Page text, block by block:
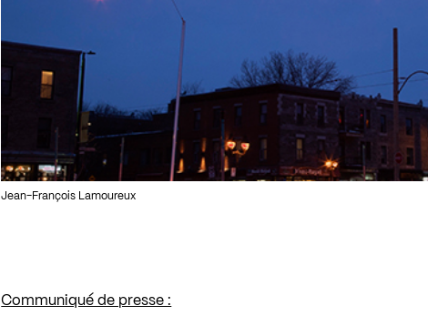
Jean-François Lamoureux
Communiqué de presse :